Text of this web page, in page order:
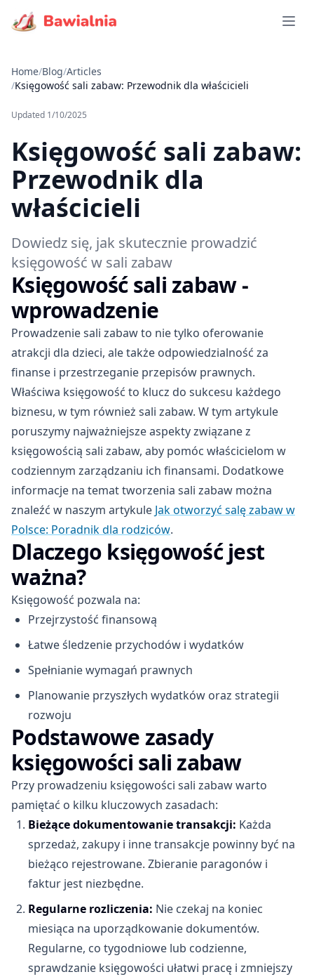
Open
Home/Blog/Articles
/Księgowość sali zabaw: Przewodnik dla właścicieli
Updated 1/10/2025
Księgowość sali zabaw:
Przewodnik dla
właścicieli
Dowiedz się, jak skutecznie prowadzić
księgowość w sali zabaw
Księgowość sali zabaw -
wprowadzenie
Prowadzenie sali zabaw to nie tylko oferowanie
atrakcji dla dzieci, ale także odpowiedzialność za
finanse i przestrzeganie przepisów prawnych.
Właściwa księgowość to klucz do sukcesu każdego
biznesu, w tym również sali zabaw. W tym artykule
poruszymy najważniejsze aspekty związane z
księgowością sali zabaw, aby pomóc właścicielom w
codziennym zarządzaniu ich finansami. Dodatkowe
informacje na temat tworzenia sali zabaw można
znaleźć w naszym artykule Jak otworzyć salę zabaw w
Polsce: Poradnik dla rodziców.
Dlaczego księgowość jest
ważna?
Księgowość pozwala na:
Przejrzystość finansową
Łatwe śledzenie przychodów i wydatków
Spełnianie wymagań prawnych
Planowanie przyszłych wydatków oraz strategii
rozwoju
Podstawowe zasady
księgowości sali zabaw
Przy prowadzeniu księgowości sali zabaw warto
pamiętać o kilku kluczowych zasadach:
Bieżące dokumentowanie transakcji: Każda
sprzedaż, zakupy i inne transakcje powinny być na
bieżąco rejestrowane. Zbieranie paragonów i
faktur jest niezbędne.
Regularne rozliczenia: Nie czekaj na koniec
miesiąca na uporządkowanie dokumentów.
Regularne, co tygodniowe lub codzienne,
sprawdzanie księgowości ułatwi pracę i zmniejszy